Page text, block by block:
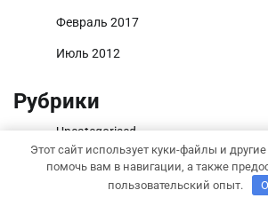
Февраль 2017
Июль 2012
Рубрики
Uncategorised
Бизнес советник
Гараж и авто
Этот сайт использует куки-файлы и
помочь вам в навигации, а также
пользовательский опыт.